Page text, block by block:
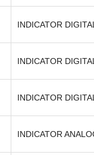
INDICATOR
INDICATOR
INDICATOR
INDICATOR